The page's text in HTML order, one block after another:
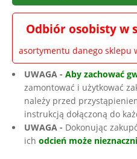
Odbiór osobisty w
asortymentu danego sklepu
UWAGA - Aby zachować
zamontować i użytkować
należy przed
instrukcją dołączoną do
UWAGA - Dokonując
ich odcień może